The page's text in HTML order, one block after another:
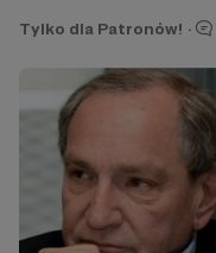
Tylko dla Patronów! ·